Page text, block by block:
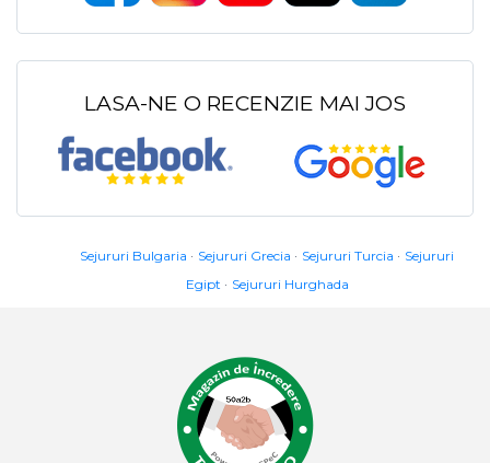
LASA-NE O RECENZIE MAI JOS
Sejururi Bulgaria Sejururi Grecia Sejururi Turcia
Sejururi
Egipt
Sejururi Hurghada